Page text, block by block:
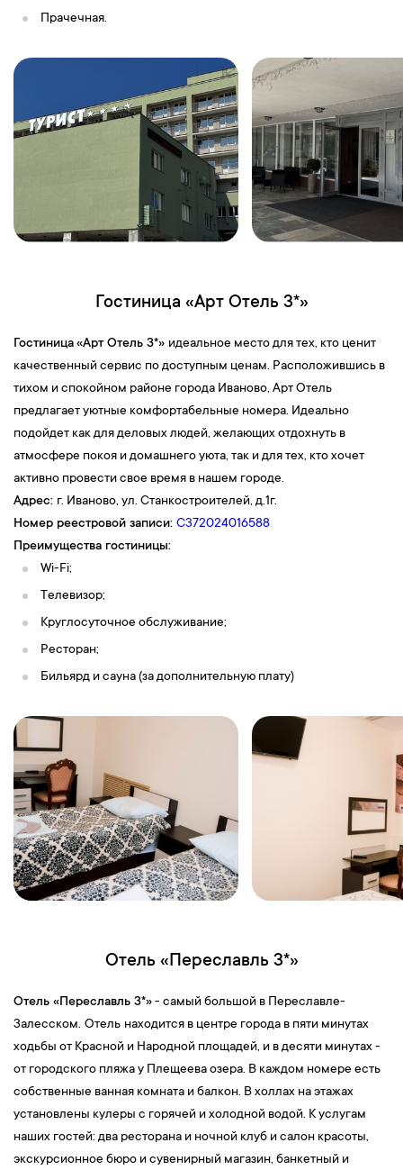
Прачечная.
Гостиница «Арт Отель 3*»
Гостиница«Арт Отель 3*» идеальное место для тех, кто ценит
качественный сервис по доступным ценам. Расположившись в
тихом и спокойном районе города Иваново, Арт Отель
предлагает уютные комфортабельные номера. Идеально
подойдет как для деловых людей, желающих отдохнуть в
атмосфере покоя и домашнего уюта, так и для тех, кто хочет
активно провести свое время в нашем городе.
Адрес: г. Иваново, ул. Станкостроителей, д.1г.
Номер реестровой записи: С372024016588
Преимущества гостиницы:
Wi-Fi;
Телевизор;
Круглосуточное обслуживание;
Ресторан;
Бильярд и сауна (за дополнительную плату)
Отель «Переславль 3*»
Отель «Переславль 3*»- самый большой в Переславле-
Залесском. Отель находится в центре города в пяти минутах
ходьбы от Красной и Народной площадей, и в десяти минутах -
от городского пляжа у Плещеева озера. В каждом номере есть
собственные ванная комната и балкон. В холлах на этажах
установлены кулеры с горячей и холодной водой. К услугам
наших гостей: два ресторана и ночной клуб и салон красоты,
экскурсионное бюро и сувенирный магазин, банкетный и